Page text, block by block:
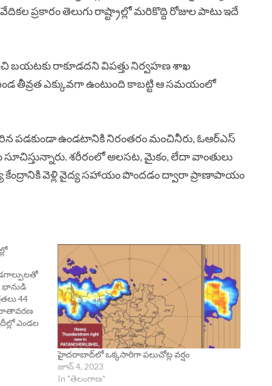
ప్రకారం తెలుగు రాష్ట్రాల్లో మరికొద్ది రోజుల పాటు ఇదే
బయటకు రాకూడదని విపత్తు నిర్వహణ శాఖ
తీవ్రత ఎక్కువగా ఉంటుంది కాబట్టి ఆ సమయంలో
పడకుండా ఉండటానికి నిరంతరం మంచినీరు, ఓఆర్ఎస్
సూచిస్తున్నారు. శరీరంలో అలసట, మైకం, లేదా వాంతులు
కేంద్రానికి వెళ్లి వైద్య సహాయం పొందడం ద్వారా ప్రాణాపాయం
భానుడి
44
వాతావరణ
ఎండల
హైదరాబాద్‌లో ఒక్కసారిగా పలుచోట్ల వర్షం
జూన్ 4, 2023
In "తెలంగాణ"